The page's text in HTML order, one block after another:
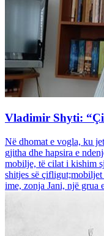
Vladimir Shyti:
Në dhomat e vogla, ku
gjitha dhe hapsira e
mobilje, të cilat i kishim
shitjes së
ime, zonja Jani, një grua